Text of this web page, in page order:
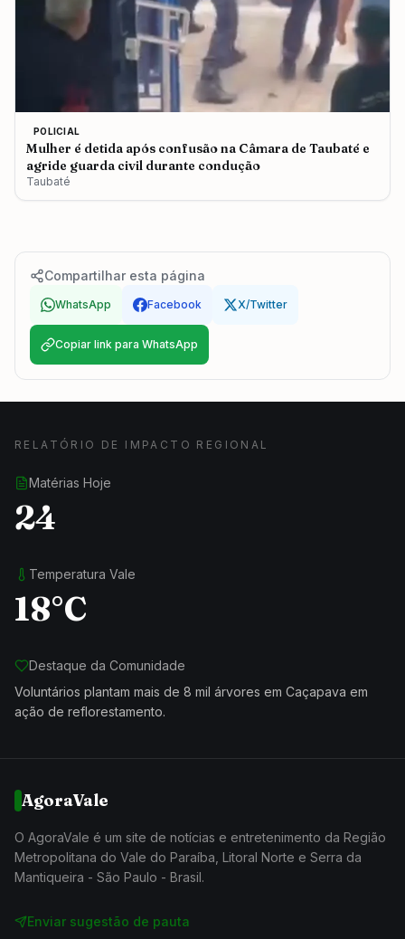
POLICIAL
Mulher é detida após confusão na Câmara de Taubaté e
agride guarda civil durante condução
Taubaté
Compartilhar esta página
WhatsApp Facebook X/Twitter
Copiar link para WhatsApp
RELATÓRIO DE IMPACTO REGIONAL
Matérias Hoje
24
Temperatura Vale
18°C
Destaque da Comunidade
Voluntários plantam mais de 8 mil árvores em Caçapava em
ação de reflorestamento.
AgoraVale
O AgoraVale é um site de notícias e entretenimento da Região
Metropolitana do Vale do Paraíba, Litoral Norte e Serra da
Mantiqueira - São Paulo - Brasil.
Enviar sugestão de pauta